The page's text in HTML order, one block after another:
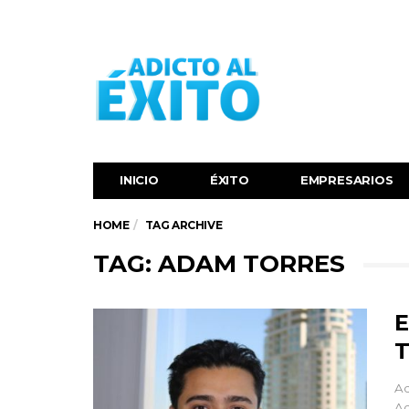
INICIO ÉXITO‬ EMPRESARIOS
HOME TAG ARCHIVE
TAG: ADAM TORRES